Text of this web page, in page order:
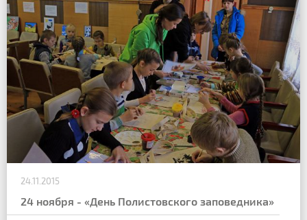
24.11.2015
24 ноября - «День Полистовского заповедника»